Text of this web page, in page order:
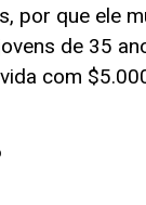
por que ele
de 35
com